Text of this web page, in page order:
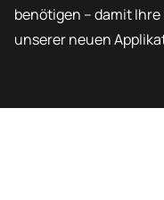
benötigen – damit
unserer neuen